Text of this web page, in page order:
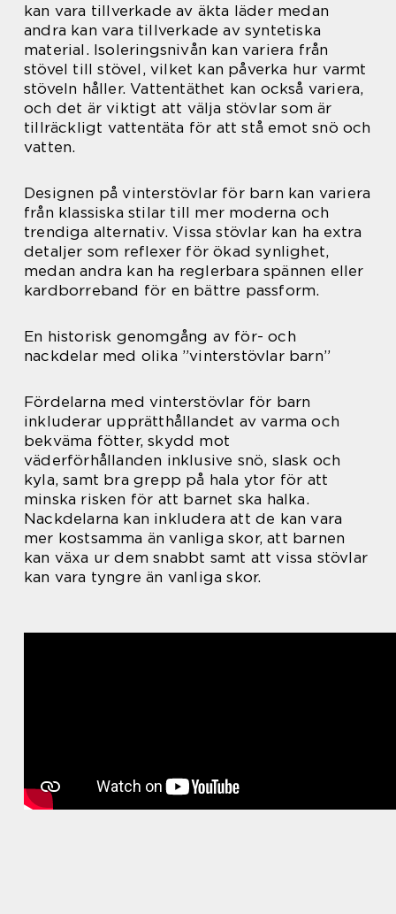
kan vara tillverkade av äkta läder medan
andra kan vara tillverkade av syntetiska
material. Isoleringsnivån kan variera från
stövel till stövel, vilket kan påverka hur varmt
stöveln håller. Vattentäthet kan också variera,
och det är viktigt att välja stövlar som är
tillräckligt vattentäta för att stå emot snö och
vatten.
Designen på vinterstövlar för barn kan variera
från klassiska stilar till mer moderna och
trendiga alternativ. Vissa stövlar kan ha extra
detaljer som reflexer för ökad synlighet,
medan andra kan ha reglerbara spännen eller
kardborreband för en bättre passform.
En historisk genomgång av för- och
nackdelar med olika ”vinterstövlar barn”
Fördelarna med vinterstövlar för barn
inkluderar upprätthållandet av varma och
bekväma fötter, skydd mot
väderförhållanden inklusive snö, slask och
kyla, samt bra grepp på hala ytor för att
minska risken för att barnet ska halka.
Nackdelarna kan inkludera att de kan vara
mer kostsamma än vanliga skor, att barnen
kan växa ur dem snabbt samt att vissa stövlar
kan vara tyngre än vanliga skor.